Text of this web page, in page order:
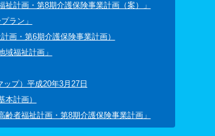
計画・第8期介護保険事業計画（案）」
ラン」
画・第6期介護保険事業計画）
福祉計画」
プ）平成20年3月27日
計画）
者福祉計画・第8期介護保険事業計画」